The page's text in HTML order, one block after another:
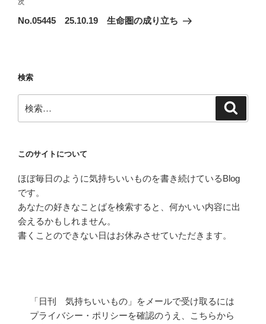
ゲ
ン
次
の
次
No.05445 25.10.19 生命圏の成り立ち
検索
索:
このサイトについて
ほぼ毎日のように気持ちいいものを書き続けているBlog
です。
あなたの好きなことばを検索すると、何かいい内容に出
会えるかもしれません。
書くことのできない日はお休みさせていただきます。
「日刊 気持ちいいもの」をメールで受け取るには
プライバシー・ポリシーを確認のうえ、こちらから